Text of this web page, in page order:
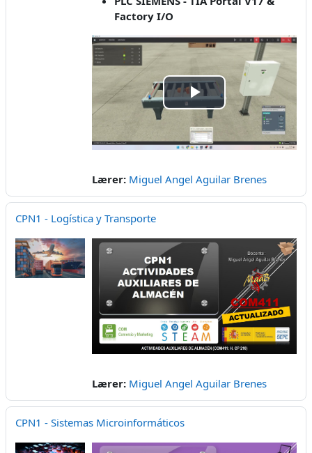
Factory I/O
Play
Video
Lærer: Miguel Angel Aguilar Brenes
CPN1 - Logística y Transporte
Lærer: Miguel Angel Aguilar Brenes
CPN1 - Sistemas Microinformáticos